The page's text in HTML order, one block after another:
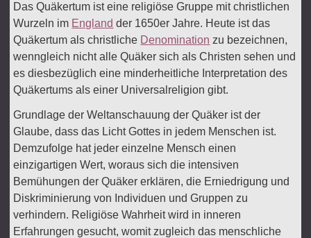
Das Quäkertum ist eine religiöse Gruppe mit christlichen
Wurzeln im England der 1650er Jahre. Heute ist das
Quäkertum als christliche Denomination zu bezeichnen,
wenngleich nicht alle Quäker sich als Christen sehen und
es diesbezüglich eine minderheitliche Interpretation des
Quäkertums als einer Universalreligion gibt.
Grundlage der Weltanschauung der Quäker ist der
Glaube, dass das Licht Gottes in jedem Menschen ist.
Demzufolge hat jeder einzelne Mensch einen
einzigartigen Wert, woraus sich die intensiven
Bemühungen der Quäker erklären, die Erniedrigung und
Diskriminierung von Individuen und Gruppen zu
verhindern. Religiöse Wahrheit wird in inneren
Erfahrungen gesucht, womit zugleich das menschliche